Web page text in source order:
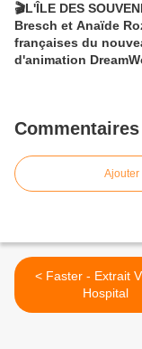
🎬L'ÎLE DES SOUVENIRS :
Bresch et Anaïde
françaises du
d'animation
Commentaires
Ajouter
< Faster - Extrait VOST -
Hospital